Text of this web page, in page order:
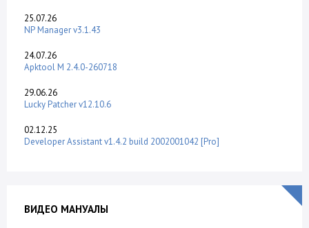
25.07.26
NP Manager v3.1.43
24.07.26
Apktool M 2.4.0-260718
29.06.26
Lucky Patcher v12.10.6
02.12.25
Developer Assistant v1.4.2 build 2002001042 [Pro]
ВИДЕО МАНУАЛЫ